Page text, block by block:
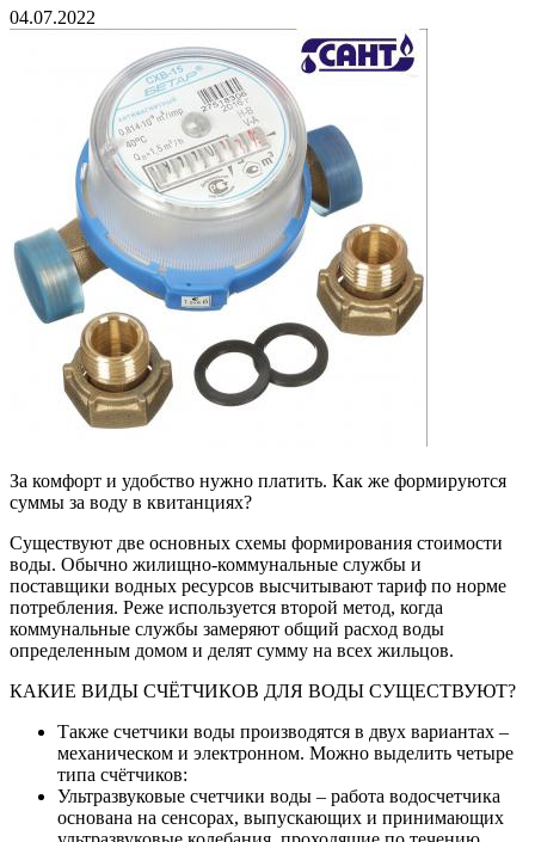
04.07.2022
За комфорт и удобство нужно платить. Как же формируются
суммы за воду в квитанциях?
Существуют две основных схемы формирования стоимости
воды. Обычно жилищно-коммунальные службы и
поставщики водных ресурсов высчитывают тариф по норме
потребления. Реже используется второй метод, когда
коммунальные службы замеряют общий расход воды
определенным домом и делят сумму на всех жильцов.
КАКИЕ ВИДЫ СЧЁТЧИКОВ ДЛЯ ВОДЫ СУЩЕСТВУЮТ?
Также счетчики воды производятся в двух вариантах –
механическом и электронном. Можно выделить четыре
типа счётчиков:
Ультразвуковые счетчики воды – работа водосчетчика
основана на сенсорах, выпускающих и принимающих